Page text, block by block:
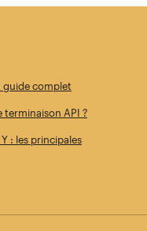
guide complet
terminaison API ?
: les principales